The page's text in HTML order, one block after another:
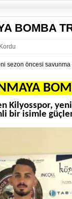
BOMBA
sezon öncesi savunma
Kilyosspor,
bir isimle